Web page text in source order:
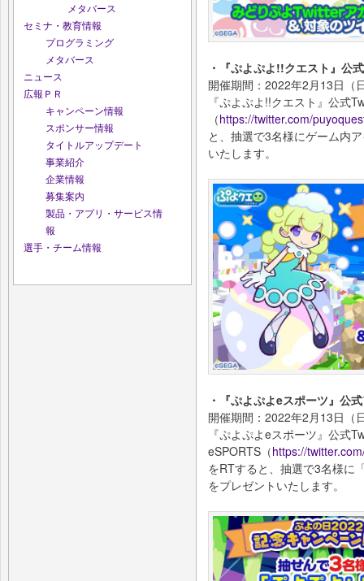
メタバース
セミナ・教育情報
プログラミング
メタバース
ニュース
広報ＰＲ
キャンペーン情報
スポンサー情報
タイトルアップデート
事業紹介
企業情報
募集案内
製品・アプリ・サービス情
報
選手・チーム情報
・『ぷよぷよ!!クエスト』公
開催期間：2022年2月13日（
『ぷよぷよ!!クエスト』公式
（https://twitter.com/
と、抽選で3名様にゲーム内
いたします。
・『ぷよぷよeスポーツ』公
開催期間：2022年2月13日（
『ぷよぷよeスポーツ』公式
eSPORTS（https://
をRTすると、抽選で3名様に
をプレゼントいたします。